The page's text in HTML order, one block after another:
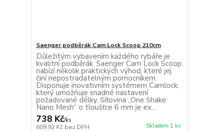
Saenger podběrák Cam Lock Scoop 210cm
Důležitým vybavením každého rybáře je
kvalitní podběrák. Saenger Cam Lock Scoop
nabízí několik praktických výhod, které jej
činí nepostradatelným pomocníkem.
Disponuje inovativním systémem Camlock,
který umožňuje snadné nastavení
požadované délky. Síťovina „One Shake
Nano Mesh“ o tloušťce 6 mm je ex...
738 Kč/ks
609,92 Kč bez DPH Skladem 1 ks